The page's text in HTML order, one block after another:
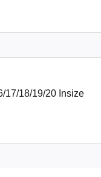
17/18/19/20 Insize